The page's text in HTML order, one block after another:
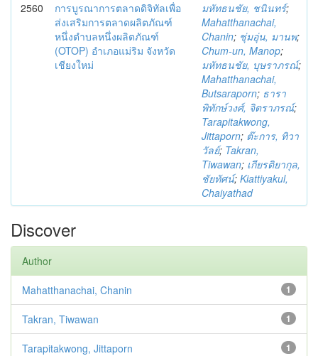
2560
การบูรณาการตลาดดิจิทัลเพื่อ
ส่งเสริมการตลาดผลิตภัณฑ์
หนึ่งตำบลหนึ่งผลิตภัณฑ์
(OTOP) อำเภอแม่ริม จังหวัด
เชียงใหม่
มหัทธนชัย, ชนินทร์;
Mahatthanachai,
Chanin; ชุ่มอุ่น, มานพ;
Chum-un, Manop;
มหัทธนชัย, บุษราภรณ์;
Mahatthanachai,
Butsaraporn; ธารา
พิทักษ์วงศ์, จิตราภรณ์;
Tarapitakwong,
Jittaporn; ต๊ะการ, ทิวา
วัลย์; Takran,
Tiwawan; เกียรติยากุล,
ชัยทัศน์; Kiattiyakul,
Chaiyathad
Discover
Author
1
Mahatthanachai, Chanin
1
Takran, Tiwawan
1
Tarapitakwong, Jittaporn